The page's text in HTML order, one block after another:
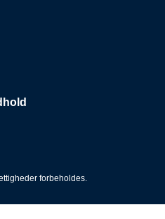
Opens in a new window
side., Opens in a new
YouTube-kanal., Opens in a
Instagram-side., Opens in
forbeholdes.